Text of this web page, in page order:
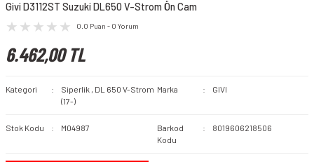
Givi D3112ST Suzuki DL650 V-Strom Ön Cam
0.0 Puan - 0 Yorum
6.462,00 TL
Kategori Siperlik , DL 650 V-Strom
(17-)
Marka GIVI
Stok Kodu M04987
Barkod
Kodu
8019606218506